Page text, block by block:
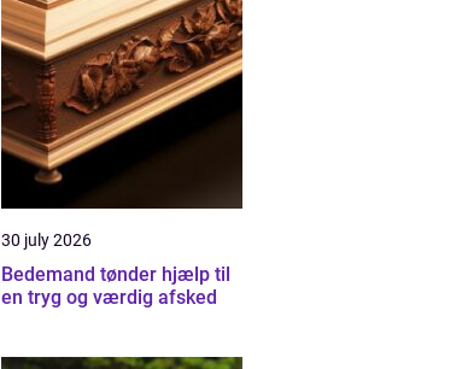
30 july 2026
Bedemand tønder hjælp til
en tryg og værdig afsked